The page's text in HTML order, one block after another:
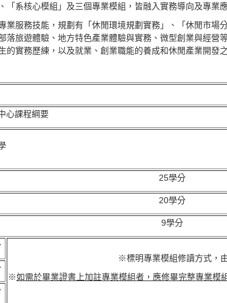
系核心模組」及三個專業模組，皆融入實務導向及專業
業服務技能，規劃有「休閒環境規劃實務」、「休閒市
落旅遊體驗、地方特色產業體驗與實務、微型創業與經營
實務歷練，以及就業、創業職能的養成和休閒產業開發
心課程綱要
25學分
20學分
9學分
※標明專業模組修讀方式，
※如需於畢業證書上加註專業模組者，應修畢完整專業模